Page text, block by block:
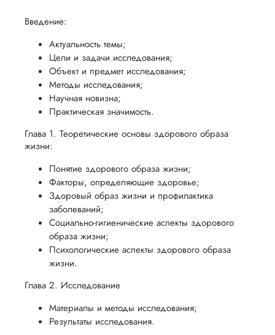
Введение:
Актуальность темы;
Цели и задачи исследования;
Объект и предмет исследования;
Методы исследования;
Научная новизна;
Практическая значимость.
Глава 1. Теоретические основы здорового образа
жизни:
Понятие здорового образа жизни;
Факторы, определяющие здоровье;
Здоровый образ жизни и профилактика
заболеваний;
Социально-гигиенические аспекты здорового
образа жизни;
Психологические аспекты здорового образа
жизни.
Глава 2. Исследование
Материалы и методы исследования;
Результаты исследования.